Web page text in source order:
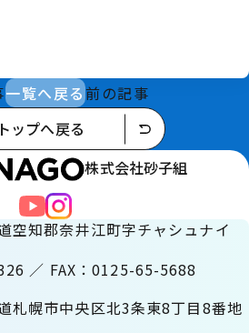
一覧へ戻る前の記事
ップへ戻る
株式会社砂子組
空知郡奈井江町字チャシュナイ
／ FAX：0125-65-5688
札幌市中央区北3条東8丁目8番地